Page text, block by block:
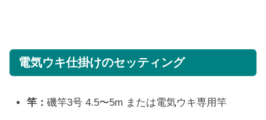
電気ウキ仕掛けのセッティング
竿：磯竿3号 4.5〜5m または電気ウキ専用竿